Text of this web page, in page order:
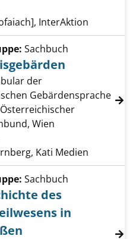
InterAktion
von ÖGS-Basisgebärden
Sachbuch
der
Gebärdensprache
Österreichischer
Wien
Kati Medien
von Die Geschichte des
Sachbuch
des
in